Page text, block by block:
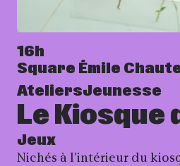
Le Kiosque
Jeux
16h
Square Émile
Nichés à l'intérieur du
AteliersJeunesse